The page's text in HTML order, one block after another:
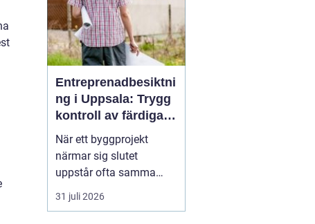
Entreprenadbesiktni
ng i Uppsala: Trygg
kontroll av färdiga
byggprojekt
När ett byggprojekt
närmar sig slutet
uppstår ofta samma
fråga: är entreprenaden
verkligen utförd så som
31 juli 2026